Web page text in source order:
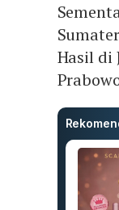
Hasil di